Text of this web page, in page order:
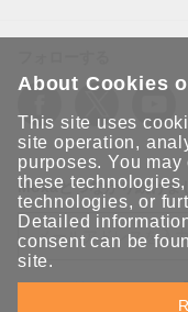
Moxaとつながり続けま
Moxaソリューションの
す。 Moxaではプライ
About Cookies
This site uses
site operation,
purposes. You
these
technologies, or
Detailed
consent can be
site.